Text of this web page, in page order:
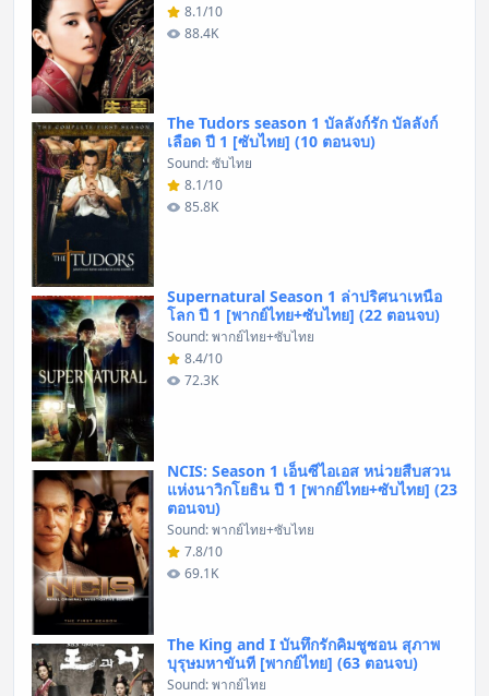
8.1/10
88.4K
The Tudors season 1 บัลลังก์รัก บัลลังก์
เลือด ปี 1 [ซับไทย] (10 ตอนจบ)
Sound: ซับไทย
8.1/10
85.8K
Supernatural Season 1 ล่าปริศนาเหนือ
โลก ปี 1 [พากย์ไทย+ซับไทย] (22 ตอนจบ)
Sound: พากย์ไทย+ซับไทย
8.4/10
72.3K
NCIS: Season 1 เอ็นซีไอเอส หน่วยสืบสวน
แห่งนาวิกโยธิน ปี 1 [พากย์ไทย+ซับไทย] (23
ตอนจบ)
Sound: พากย์ไทย+ซับไทย
7.8/10
69.1K
The King and I บันทึกรักคิมชูซอน สุภาพ
บุรุษมหาขันที [พากย์ไทย] (63 ตอนจบ)
Sound: พากย์ไทย